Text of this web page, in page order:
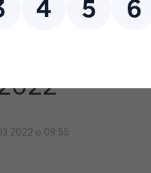
області станом на
в
о 09:55